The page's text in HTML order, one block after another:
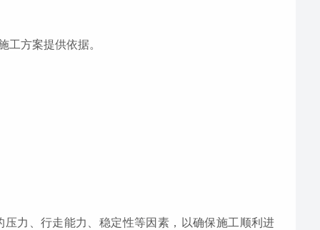
工方案提供依据。
力、行走能力、稳定性等因素，以确保施工顺利进